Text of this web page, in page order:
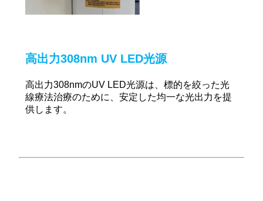
高出力308nm UV LED光源
高出力308nmのUV LED光源は、標的を絞った光
線療法治療のために、安定した均一な光出力を提
供します。